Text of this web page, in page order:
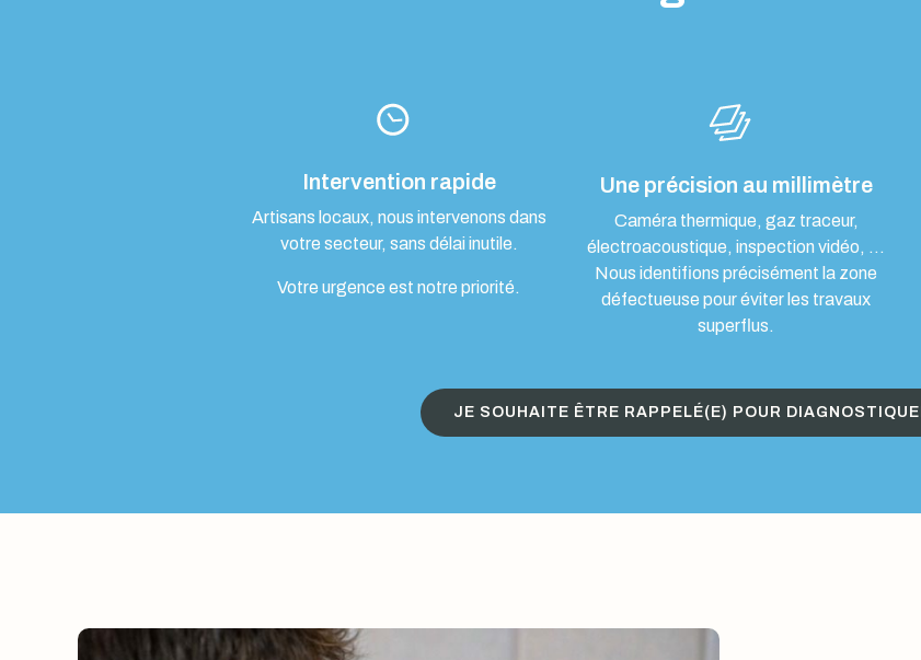
Intervention rapide
Artisans locaux, nous intervenons dans
votre secteur, sans délai inutile.
Votre urgence est notre priorité.
Une précision au millimètre
Caméra thermique, gaz traceur,
électroacoustique, inspection vidéo, …
Nous identifions précisément la zone
défectueuse pour éviter les travaux
superflus.
JE SOUHAITE ÊTRE RAPPELÉ(E) POUR